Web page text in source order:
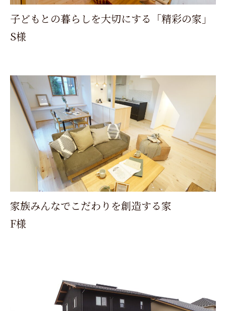
子どもとの暮らしを大切にする「精彩の家」
S様
家族みんなでこだわりを創造する家
F様